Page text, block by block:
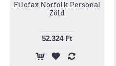
Filofax Norfolk Personal
Zöld
52.324 Ft